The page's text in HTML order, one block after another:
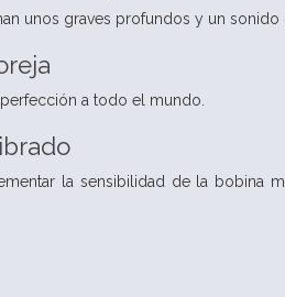
unos graves profundos y un sonido
a todo el mundo.
la sensibilidad de la bobina